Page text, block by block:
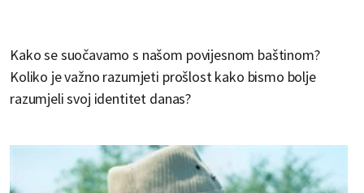
Kako se suočavamo s našom povijesnom baštinom?
Koliko je važno razumjeti prošlost kako bismo bolje
razumjeli svoj identitet danas?